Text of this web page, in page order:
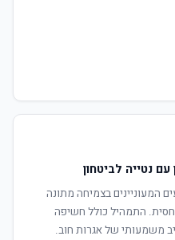
עם נטייה לביטחון
המעוניינים בצמיחה מתונה
התמהיל כולל חשיפה
משמעותי של אגרות חוב.